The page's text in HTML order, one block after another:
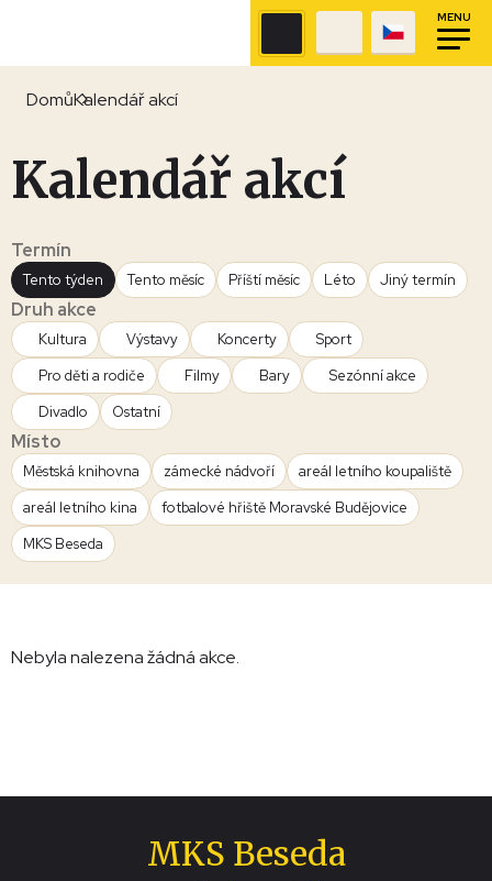
MENU
DomůKalendář akcí
Kalendář akcí
Termín
Tento týden Tento měsíc Příští měsíc Léto Jiný termín
Druh akce
Kultura Výstavy Koncerty
Sport
Pro děti a rodiče
Filmy Bary
Sezónní akce
Divadlo
Ostatní
Místo
Městská knihovna zámecké nádvoří
areál letního koupaliště
areál letního kina
fotbalové hřiště Moravské Budějovice
MKS Beseda
Nebyla nalezena žádná akce.
MKS Beseda